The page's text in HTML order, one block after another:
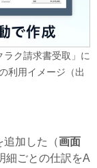
ク請求書受取」に
利用イメージ（出
加した（画面
細ごとの仕訳をA